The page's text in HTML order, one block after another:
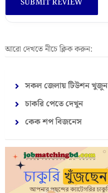
আরো দেখতে নীচে ক্লিক করুন:
সকল জেলায় টিউশন খুজুন
চাকরি পেতে দেখুন
কেক শপ বিজনেস